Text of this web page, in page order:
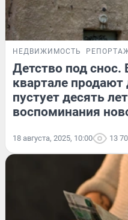
НЕДВИЖИМОСТЬ
Детство под снос.
квартале продают
пустует десять
воспоминания
18 августа, 2025, 10:00 13